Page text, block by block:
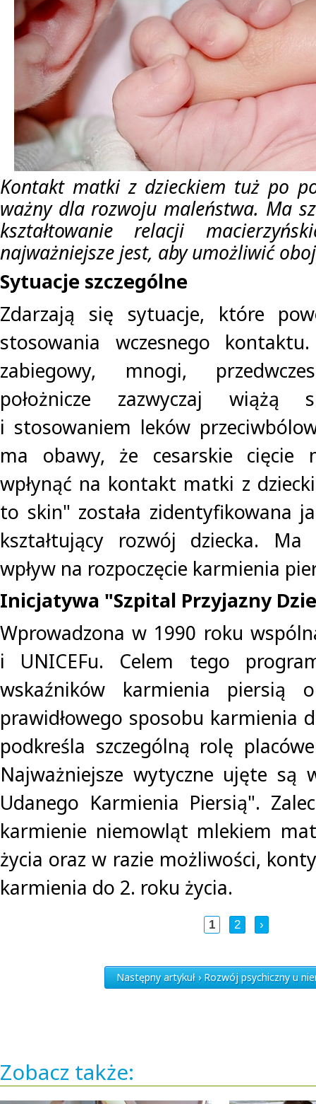
Kontakt matki z dzieckiem tuż po
ważny dla rozwoju maleństwa. Ma
kształtowanie relacji
najważniejsze jest, aby umożliwić
Sytuacje szczególne
Zdarzają się sytuacje, które
stosowania wczesnego
zabiegowy, mnogi,
położnicze zazwyczaj
i stosowaniem leków
ma obawy, że cesarskie cięcie
wpłynąć na kontakt matki z
to skin" została zidentyfikowana
kształtujący rozwój dziecka.
wpływ na rozpoczęcie karmienia
Inicjatywa "Szpital Przyjazny
Wprowadzona w 1990 roku
i UNICEFu. Celem tego
wskaźników karmienia piersią
prawidłowego sposobu karmienia
podkreśla szczególną rolę
Najważniejsze wytyczne ujęte są
Udanego Karmienia Piersią".
karmienie niemowląt mlekiem
życia oraz w razie możliwości,
karmienia do 2. roku życia.
1 2 ›
Następny artykuł › Rozwój psychiczny u
Zobacz także: